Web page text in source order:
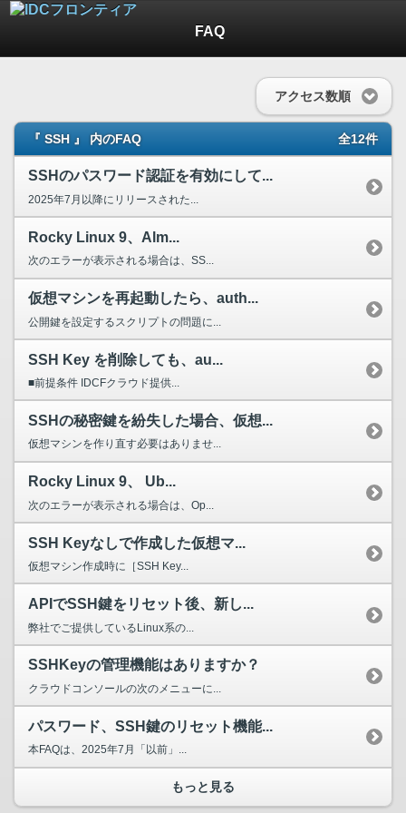
FAQ
アクセス数順
『 SSH 』 内のFAQ 全12件
SSHのパスワード認証を有効にして...
2025年7月以降にリリースされた...
Rocky Linux 9、Alm...
次のエラーが表示される場合は、SS...
仮想マシンを再起動したら、auth...
公開鍵を設定するスクリプトの問題に...
SSH Key を削除しても、au...
■前提条件 IDCFクラウド提供...
SSHの秘密鍵を紛失した場合、仮想...
仮想マシンを作り直す必要はありませ...
Rocky Linux 9、 Ub...
次のエラーが表示される場合は、Op...
SSH Keyなしで作成した仮想マ...
仮想マシン作成時に［SSH Key...
APIでSSH鍵をリセット後、新し...
弊社でご提供しているLinux系の...
SSHKeyの管理機能はありますか？
クラウドコンソールの次のメニューに...
パスワード、SSH鍵のリセット機能...
本FAQは、2025年7月「以前」...
もっと見る